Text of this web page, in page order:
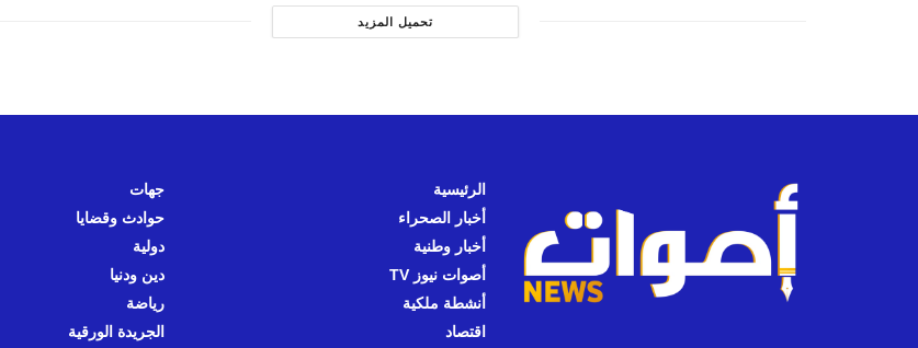
تحميل المزيد
الرئيسية
أخبار الصحراء
أخبار وطنية
أصوات نيوز TV
أنشطة ملكية
اقتصاد
جهات
حوادث وقضايا
دولية
دين ودنيا
رياضة
الجريدة الورقية